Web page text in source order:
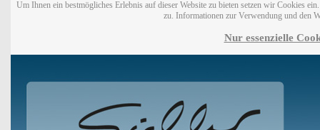
Um Ihnen ein bestmögliches Erlebnis auf dieser Website zu bieten setzen wir Cookies
zu. Informationen zur Verwendung und den
Nur essenzielle